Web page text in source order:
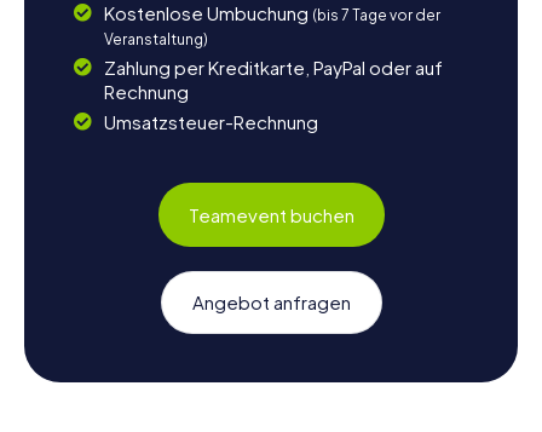
Kostenlose Umbuchung (bis 7 Tage vor der
Veranstaltung)
Zahlung per Kreditkarte, PayPal oder auf
Rechnung
Umsatzsteuer-Rechnung
Teamevent buchen
Angebot anfragen